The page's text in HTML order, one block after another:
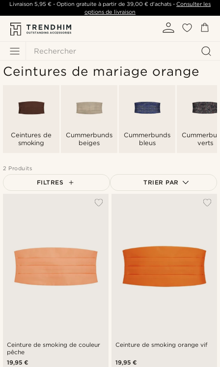
Rechercher
Livraison 5,95 €- Option gratuite à partir de 39,00 €d'achats -Consulter les
options de livraison
Ceintures de mariage orange
Ceintures de
smoking
Cummerbunds
beiges
Cummerbunds
bleus
verts
2 Produits
FILTRES TRIER PAR
Ceinture de smoking de couleur
pêche
19,95 €
Ceinture de smoking orange vif
19,95 €